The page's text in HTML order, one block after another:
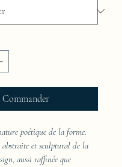
Commander
poétique de la forme.
abstraite et sculptural de la
aussi raffinée que